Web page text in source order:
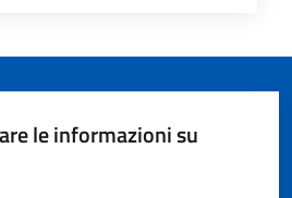
le informazioni su